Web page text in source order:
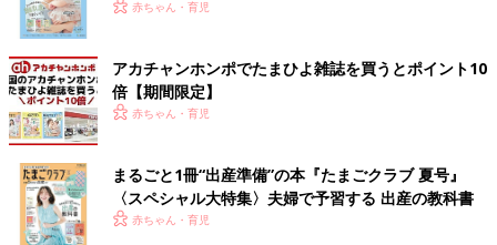
いっぱい！
赤ちゃん・育児
アカチャンホンポでたまひよ雑誌を買うとポイント10
倍【期間限定】
赤ちゃん・育児
まるごと1冊“出産準備”の本『たまごクラブ 夏号』
〈スペシャル大特集〉夫婦で予習する 出産の教科書
赤ちゃん・育児